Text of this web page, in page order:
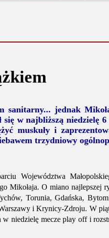
sanitarny... jednak
się w najbliższą niedzielę
muskuły i
trzydniowy
Województwa
Mikołaja. O miano najlepszej
Torunia, Gdańska,
i Krynicy-Zdroju. W
niedzielę mecze play off i